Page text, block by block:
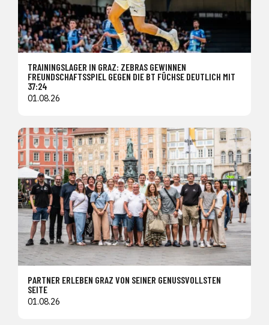
TRAININGSLAGER IN GRAZ: ZEBRAS GEWINNEN
FREUNDSCHAFTSSPIEL GEGEN DIE BT FÜCHSE DEUTLICH MIT
37:24
01.08.26
PARTNER ERLEBEN GRAZ VON SEINER GENUSSVOLLSTEN
SEITE
01.08.26